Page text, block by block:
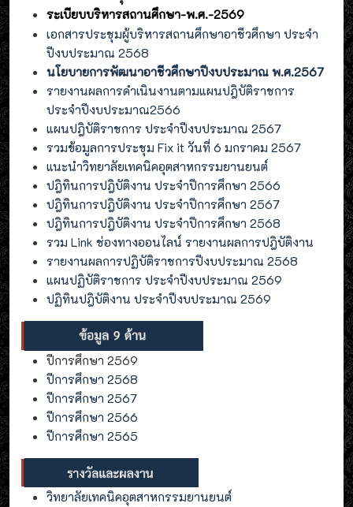
ระเบียบบริหารสถานศึกษา-พ.ศ.-2569
เอกสารประชุมผู้บริหารสถานศึกษาอาชีวศึกษา ประจำ
ปีงบประมาณ 2568
นโยบายการพัฒนาอาชีวศึกษาปีงบประมาณ พ.ศ.2567
รายงานผลการดำเนินงานตามแผนปฎิบัติราชการ
ประจำปีงบประมาณ2566
แผนปฎิบัติราชการ ประจำปีงบประมาณ 2567
รวมข้อมูลการประชุม Fix it วันที่ 6 มกราคม 2567
แนะนำวิทยาลัยเทคนิคอุตสาหกรรมยานยนต์
ปฎิทินการปฎิบัติงาน ประจำปีการศึกษา 2566
ปฎิทินการปฎิบัติงาน ประจำปีการศึกษา 2567
ปฎิทินการปฎิบัติงาน ประจำปีการศึกษา 2568
รวม Link ช่องทางออนไลน์ รายงานผลการปฎิบัติงาน
รายงานผลการปฏิบัติราชการปีงบประมาณ 2568
แผนปฏิบัติราชการ ประจำปีงบประมาณ 2569
ปฏิทินปฎิบัติงาน ประจำปีงบประมาณ 2569
ปีการศึกษา 2569
ปีการศึกษา 2568
ปีการศึกษา 2567
ปีการศึกษา 2566
ปีการศึกษา 2565
วิทยาลัยเทคนิคอุตสาหกรรมยานยนต์